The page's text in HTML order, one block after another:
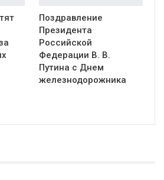
Поздравление
Президента
Российской
Федерации В. В.
Путина с Днем
железнодорожника